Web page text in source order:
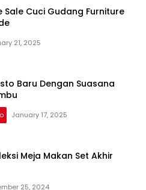
Sale Cuci Gudang Furniture
21, 2025
Baru Dengan Suasana
January 17, 2025
Meja Makan Set Akhir
25, 2024